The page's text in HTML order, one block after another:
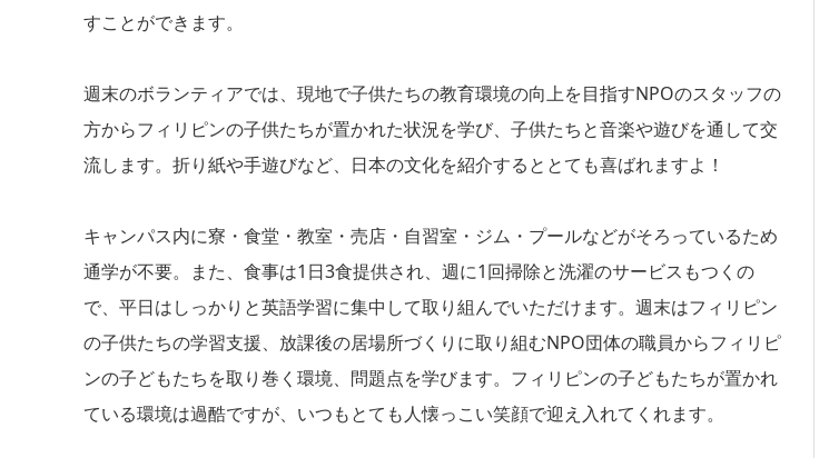
すことができます。
週末のボランティアでは、現地で子供たちの教育環境の向上を目指すNPOのスタッフの
方からフィリピンの子供たちが置かれた状況を学び、子供たちと音楽や遊びを通して交
流します。折り紙や手遊びなど、日本の文化を紹介するととても喜ばれますよ！
キャンパス内に寮・食堂・教室・売店・自習室・ジム・プールなどがそろっているため
通学が不要。また、食事は1日3食提供され、週に1回掃除と洗濯のサービスもつくの
で、平日はしっかりと英語学習に集中して取り組んでいただけます。週末はフィリピン
の子供たちの学習支援、放課後の居場所づくりに取り組むNPO団体の職員からフィリピ
ンの子どもたちを取り巻く環境、問題点を学びます。フィリピンの子どもたちが置かれ
ている環境は過酷ですが、いつもとても人懐っこい笑顔で迎え入れてくれます。